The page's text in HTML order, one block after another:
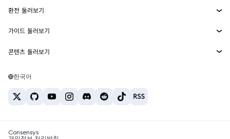
MetaMask Connect
Snaps
웹3 서비스
보안
고객 지원
채용
이더리움 가격
솔라나 가격
테더 가격
환전 둘러보기
ETH를 USD로 환전
USDT를 INR로 환전
BTC를 INR로 환전
ETH를 USDT로 환전
가이드 둘러보기
ETH 매수
USDT 매수
SHIB 매수
콘텐츠 둘러보기
솔라나 지갑
암호화폐 세금 뉴스
한국어
Consensys